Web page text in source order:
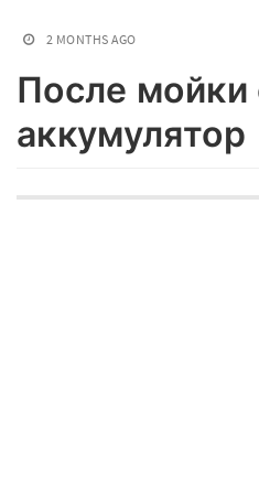
2 MONTHS AGO
После мойки
аккумулятор